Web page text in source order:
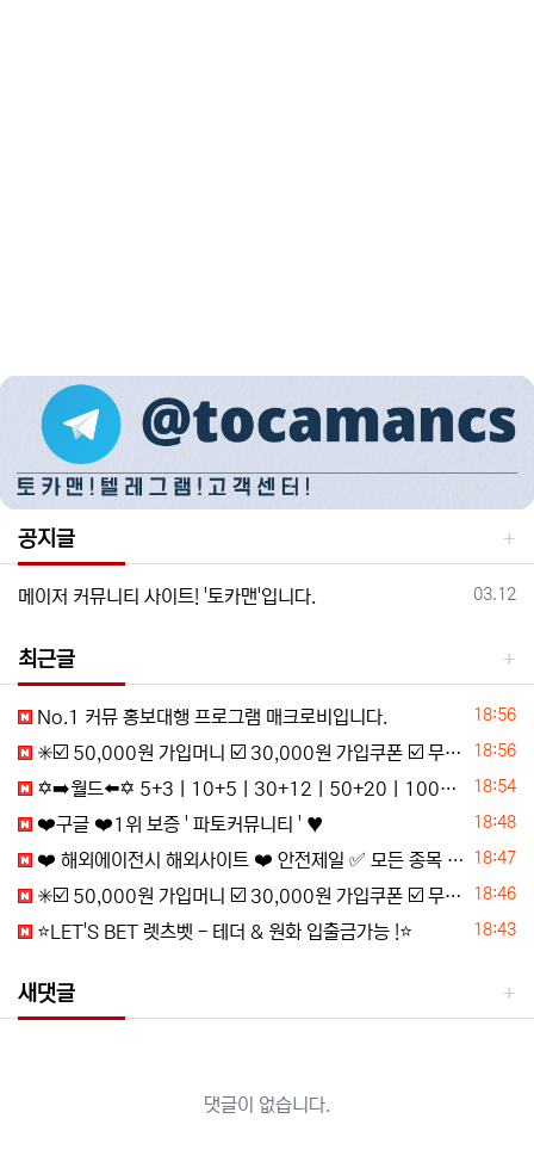
공지글
등록일
03.12
메이저 커뮤니티 사이트! '토카맨'입니다.
최근글
등록일
18:56
️️No.1 커뮤 홍보대행 프️로그램 매크로비입니다.
등록일
18:56
✳️☑️ 50,000원 가입머니 ☑️ 30,000원 가입쿠폰 ☑️ 무제한 입금플러스 ☑️ 첫충50% ☑️ 요율 4.0% 지급 ☑️ 무사고 메이저 ☑️✳️
등록일
18:54
✡️➡️월드⬅️✡️ 5+3ㅣ10+5ㅣ30+12ㅣ50+20ㅣ100+35ㅣ200+70 ✡️무한매충✡️모든배팅제재없음✡️다양한 이벤트✡️ jkke
등록일
18:48
❤️️구글 ❤️1위 보증 ' 파토커뮤니티 ' ♥️
등록일
18:47
❤️ 해외에이전시 해외사이트 ❤️ 안전제일 ✅ 모든 종목 콤프지급 ✅☀️ 신규 500% 지급 ✅ ❤️ 스포츠 페이백 10% ✅ 익명 가입가능 ✅ ☀️ 꽁머니 ☀️ 가입머니 ☀️ 가입쿠폰 ☀️
등록일
18:46
✳️☑️ 50,000원 가입머니 ☑️ 30,000원 가입쿠폰 ☑️ 무제한 입금플러스 ☑️ 첫충50% ☑️ 요율 4.0% 지급 ☑️ 무사고 메이저 ☑️✳️
등록일
18:43
⭐️LET'S BET 렛츠벳 - 테더 & 원화 입출금가능 !⭐️
새댓글
댓글이 없습니다.